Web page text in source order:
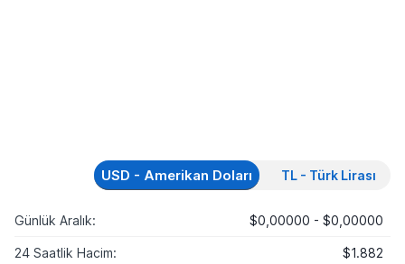
USD - Amerikan Doları TL - Türk Lirası
Günlük Aralık: $0,00000 - $0,00000
24 Saatlik Hacim: $1.882